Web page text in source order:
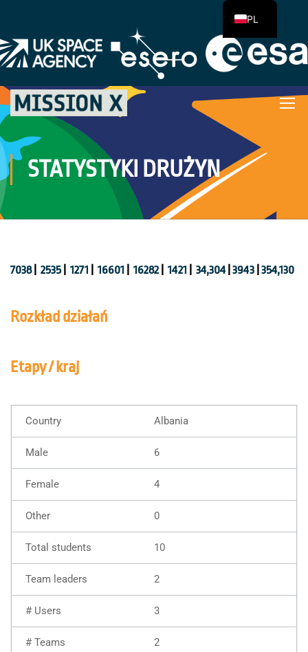
STATYSTYKI DRUŻYN
7038 2535 1271 16601 16282 1421 34,304 3943 354,130
Rozkład działań
Etapy / kraj
Albania
6
4
0
10
2
3
2
PL